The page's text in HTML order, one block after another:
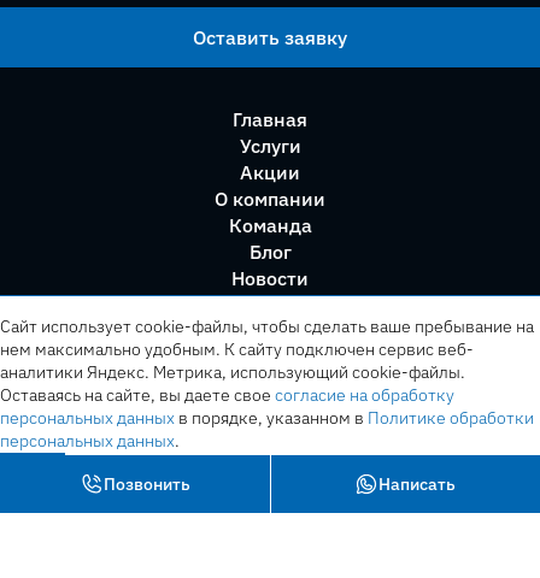
Оставить заявку
Главная
Услуги
Акции
О компании
Команда
Блог
Новости
Позвонить Написать
Сайт использует cookie-файлы, чтобы сделать ваше пребывание на
нем максимально удобным. К cайту подключен сервис веб-
аналитики Яндекс. Метрика, использующий cookie-файлы.
Оставаясь на сайте, вы даете свое согласие на обработку
персональных данных в порядке, указанном в Политике обработки
персональных данных.